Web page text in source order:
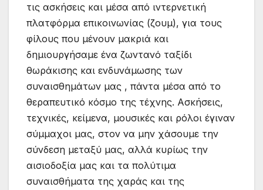
τις ασκήσεις και μέσα από ιντερνετική
πλατφόρμα επικοινωνίας (ζουμ), για τους
φίλους που μένουν μακριά και
δημιουργήσαμε ένα ζωντανό ταξίδι
θωράκισης και ενδυνάμωσης των
συναισθημάτων μας , πάντα μέσα από το
θεραπευτικό κόσμο της τέχνης. Ασκήσεις,
τεχνικές, κείμενα, μουσικές και ρόλοι έγιναν
σύμμαχοι μας, στον να μην χάσουμε την
σύνδεση μεταξύ μας, αλλά κυρίως την
αισιοδοξία μας και τα πολύτιμα
συναισθήματα της χαράς και της